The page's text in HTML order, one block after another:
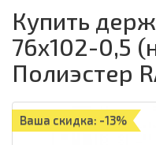
Купить
76х102-0,5
Полиэстер
Ваша скидка: -13%